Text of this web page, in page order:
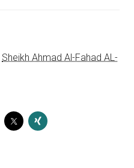
Sheikh Ahmad Al-Fahad AL-